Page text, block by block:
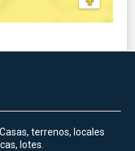
terrenos, locales
lotes.